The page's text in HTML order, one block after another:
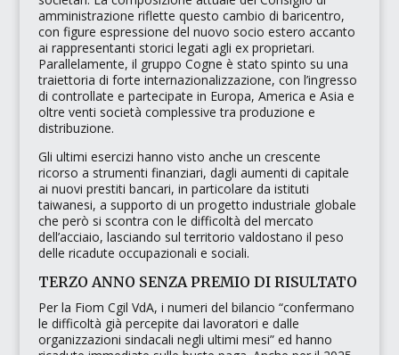
amministrazione riflette questo cambio di baricentro,
con figure espressione del nuovo socio estero accanto
ai rappresentanti storici legati agli ex proprietari.
Parallelamente, il gruppo Cogne è stato spinto su una
traiettoria di forte internazionalizzazione, con l’ingresso
di controllate e partecipate in Europa, America e Asia e
oltre venti società complessive tra produzione e
distribuzione.
Gli ultimi esercizi hanno visto anche un crescente
ricorso a strumenti finanziari, dagli aumenti di capitale
ai nuovi prestiti bancari, in particolare da istituti
taiwanesi, a supporto di un progetto industriale globale
che però si scontra con le difficoltà del mercato
dell’acciaio, lasciando sul territorio valdostano il peso
delle ricadute occupazionali e sociali.
TERZO ANNO SENZA PREMIO DI RISULTATO
Per la Fiom Cgil VdA, i numeri del bilancio “confermano
le difficoltà già percepite dai lavoratori e dalle
organizzazioni sindacali negli ultimi mesi”ed hanno